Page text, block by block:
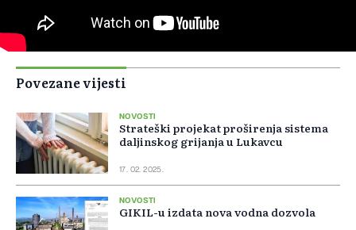
Povezane vijesti
NOVOSTI
Strateški projekat proširenja sistema
daljinskog grijanja u Lukavcu
17. 02. 2025.
NOVOSTI
GIKIL-u izdata nova vodna dozvola